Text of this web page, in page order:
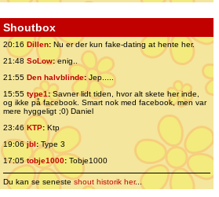
Shoutbox
20:16 Dillen: Nu er der kun fake-dating at hente her.
21:48 SoLow:enig..
21:55 Den halvblinde:Jep.....
15:55 type1:Savner lidt tiden, hvor alt skete her inde,
og ikke på facebook. Smart nok med facebook, men var
mere hyggeligt ;0) Daniel
23:46 KTP:Ktp
19:06jbl:Type 3
17:05tobje1000: Tobje1000
Du kan se senesteshout historik her...